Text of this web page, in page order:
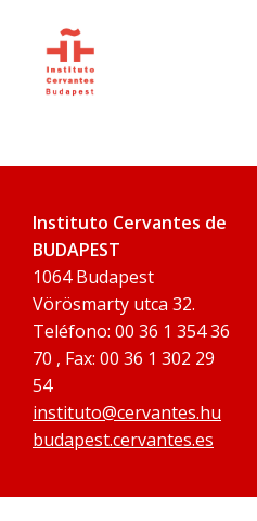
Instituto Cervantes de
BUDAPEST
1064 Budapest
Vörösmarty utca 32.
Teléfono: 00 36 1 354 36
70 , Fax: 00 36 1 302 29
54
instituto@cervantes.hu
budapest.cervantes.es